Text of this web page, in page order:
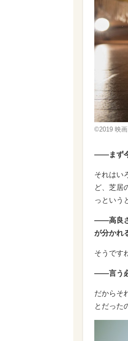
©2019 映
――まず今
それはい
ど、芝居
っという
――高良さ
が分かれ
そうです
――言う必
だからそ
とだった